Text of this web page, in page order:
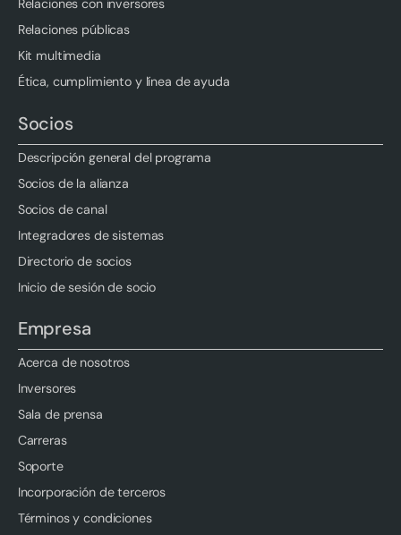
Relaciones con inversores
Relaciones públicas
Kit multimedia
Ética, cumplimiento y línea de ayuda
Socios
Descripción general del programa
Socios de la alianza
Socios de canal
Integradores de sistemas
Directorio de socios
Inicio de sesión de socio
Empresa
Acerca de nosotros
Inversores
Sala de prensa
Carreras
Soporte
Incorporación de terceros
Términos y condiciones